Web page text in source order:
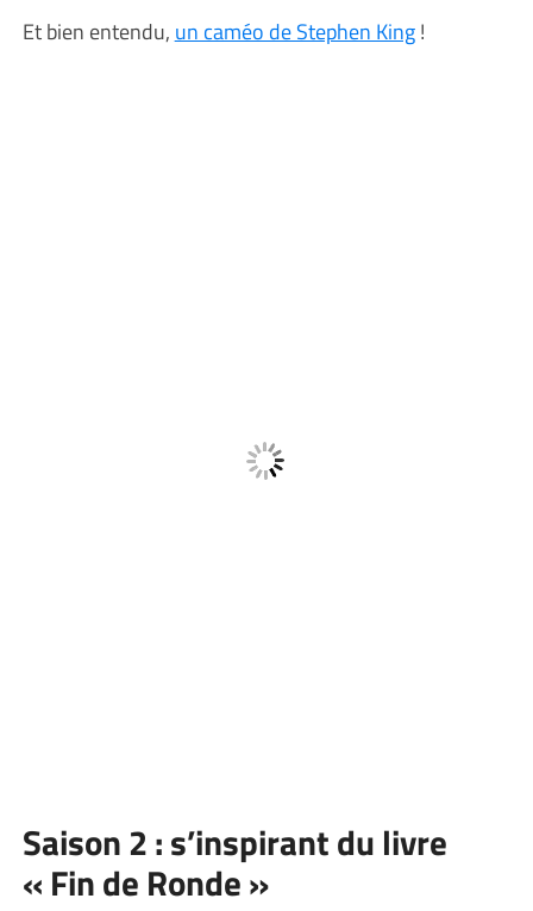
Et bien entendu, un caméo de Stephen King!
Saison 2 : s’inspirant du livre
« Fin de Ronde »